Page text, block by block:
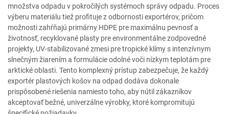
množstva odpadu v pokročilých systémoch správy odpadu. Proces
výberu materiálu tiež profituje z odbornosti exportérov, pričom
možnosti zahŕňajú primárny HDPE pre maximálnu pevnosť a
životnosť, recyklované plasty pre environmentálne zodpovedné
projekty, UV-stabilizované zmesi pre tropické klímy s intenzívnym
slnečným žiarením a formulácie odolné voči nízkym teplotám pre
arktické oblasti. Tento komplexný prístup zabezpečuje, že každý
exportér plastových košov na odpad dodáva dokonale
prispôsobené riešenia namiesto toho, aby nútil zákazníkov
akceptovať bežné, univerzálne výrobky, ktoré kompromitujú